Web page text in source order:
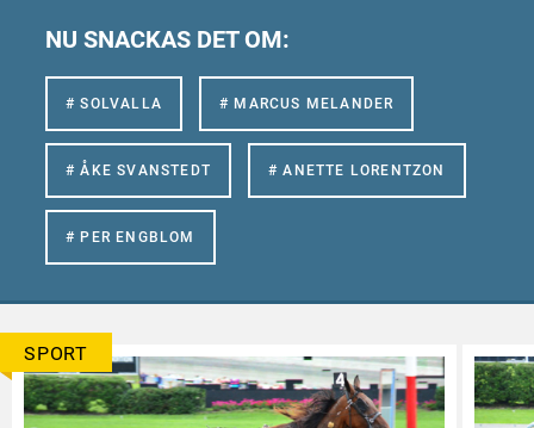
NU SNACKAS DET OM:
# SOLVALLA # MARCUS MELANDER
# ÅKE SVANSTEDT # ANETTE LORENTZON
# PER ENGBLOM
SPORT